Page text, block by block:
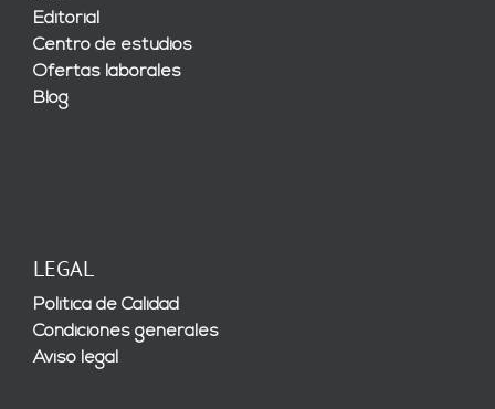
Editorial
Centro de estudios
Ofertas laborales
Blog
LEGAL
Política de Calidad
Condiciones generales
Aviso legal